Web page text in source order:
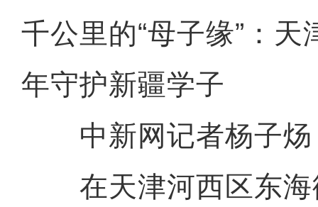
千公里的“母子缘”：天
年守护新疆学子
中新网记者杨子炀
在天津河西区东海